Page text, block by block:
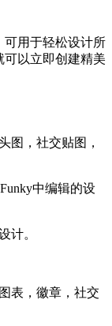
可用于轻松设计所
以立即创建精美
图，社交贴图，
中编辑的设
计。
表，徽章，社交